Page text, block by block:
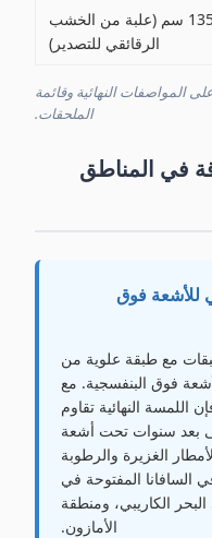
حوالي 90 × 80 × 135 سم (علبة من الخشب
الرقائقي للتصدير)
المواصفات النهائية وقائمة
الملحقات.
في المناطق
للأشعة فوق
مع طبقة علوية من
فوق البنفسجية. مع
اللمسة النهائية تقاوم
بعد سنوات تحت أشعة
الغزيرة والرطوبة
السافانا المفتوحة في
الكاريبي، ومنطقة
الأمازون.